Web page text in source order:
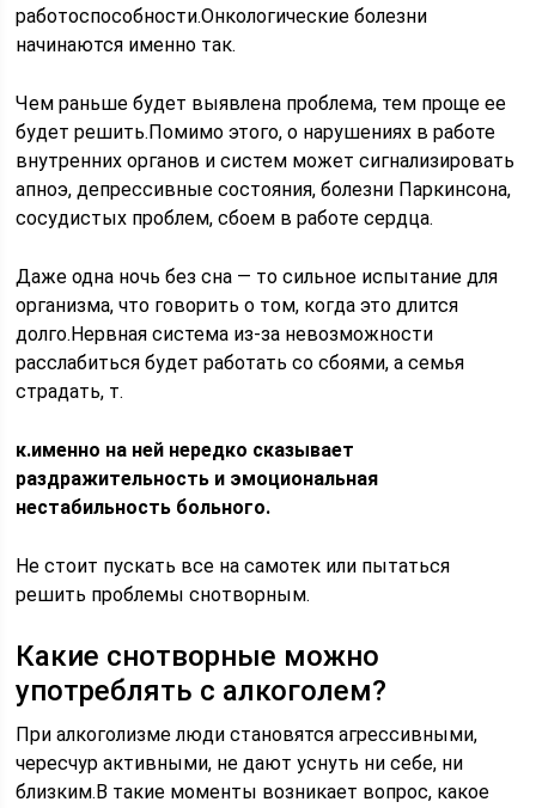
работоспособности.Онкологические болезни
начинаются именно так.
Чем раньше будет выявлена проблема, тем проще ее
будет решить.Помимо этого, о нарушениях в работе
внутренних органов и систем может сигнализировать
апноэ, депрессивные состояния, болезни Паркинсона,
сосудистых проблем, сбоем в работе сердца.
Даже одна ночь без сна — то сильное испытание для
организма, что говорить о том, когда это длится
долго.Нервная система из-за невозможности
расслабиться будет работать со сбоями, а семья
страдать, т.
к.именно на ней нередко сказывает
раздражительность и эмоциональная
нестабильность больного.
Не стоит пускать все на самотек или пытаться
решить проблемы снотворным.
Какие снотворные можно
употреблять с алкоголем?
При алкоголизме люди становятся агрессивными,
чересчур активными, не дают уснуть ни себе, ни
близким.В такие моменты возникает вопрос, какое